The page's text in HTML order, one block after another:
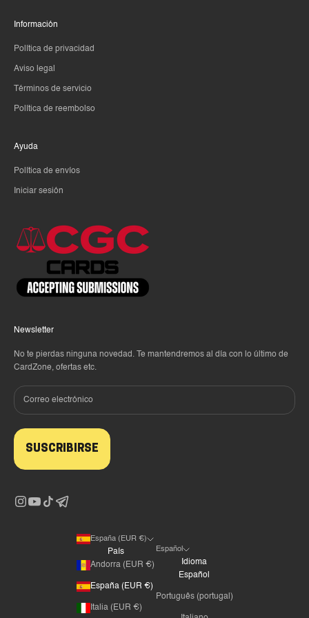
Información
Política de privacidad
Aviso legal
Términos de servicio
Política de reembolso
Ayuda
Política de envíos
Iniciar sesión
Newsletter
No te pierdas ninguna novedad. Te mantendremos al día con lo último de
CardZone, ofertas etc.
SUSCRIBIRSE
España (EUR €)
País
Andorra (EUR €)
España (EUR €)
Italia (EUR €)
Español
Idioma
Español
Português (portugal)